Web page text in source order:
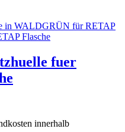
fuer
innerhalb